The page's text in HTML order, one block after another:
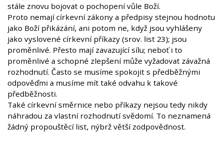
stále znovu bojovat o pochopení vůle Boží.
Proto nemají církevní zákony a předpisy stejnou hodnotu
jako Boží přikázání, ani potom ne, když jsou vyhlášeny
jako vyslovené církevní příkazy (srov. list 23); jsou
proměnlivé. Přesto mají zavazující sílu; neboť i to
proměnlivé a schopné zlepšení může vyžadovat závažná
rozhodnutí. Často se musíme spokojit s předběžnými
odpověďmi a musíme mít také odvahu k takové
předběžnosti.
Také církevní směrnice nebo příkazy nejsou tedy nikdy
náhradou za vlastní rozhodnutí svědomí. To neznamená
žádný propouštěcí list, nýbrž větší zodpovědnost.